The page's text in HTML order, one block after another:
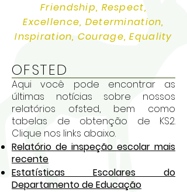
Friendship, Respect,
Excellence, Determination,
Inspiration, Courage, Equality
OFSTED
Aqui você pode encontrar as
últimas notícias sobre nossos
relatórios ofsted, bem como
tabelas de obtenção de KS2.
Clique nos links abaixo.
Relatório de inspeção escolar mais
recente
Estatísticas Escolares do
Departamento de Educação